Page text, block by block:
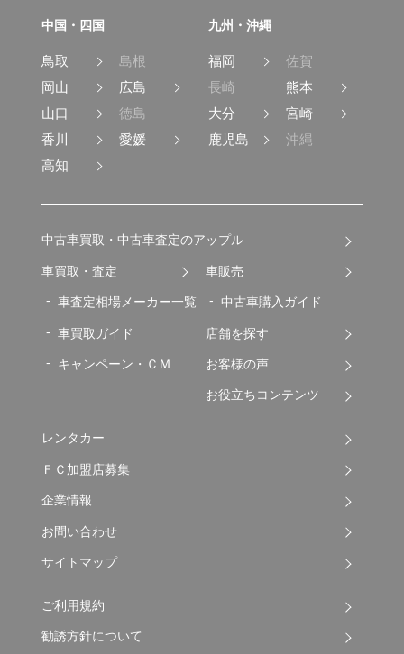
中国・四国
鳥取
島根
岡山
広島
山口
徳島
香川
愛媛
高知
九州・沖縄
福岡
佐賀
長崎
熊本
大分
宮崎
鹿児島
沖縄
中古車買取・中古車査定のアップル
車買取・査定
車査定相場メーカー一覧
車買取ガイド
キャンペーン・ＣＭ
車販売
中古車購入ガイド
店舗を探す
お客様の声
お役立ちコンテンツ
レンタカー
ＦＣ加盟店募集
企業情報
お問い合わせ
サイトマップ
ご利用規約
勧誘方針について